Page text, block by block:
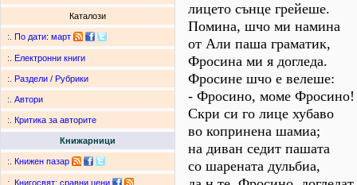
Каталози
:. По дати: март
:. Електронни книги
:. Раздели / Рубрики
:. Автори
:. Критика за авторите
Книжарници
:. Книжен пазар
:. Книгосвят: сравни цени
лицето сънце грейеше.
Помина, шчо ми намина
от Али паша граматик,
Фросина ми я догледа.
Фросине шчо е велеше:
- Фросино, моме Фросино!
Скри си го лице хубаво
во копринена шамиа;
на диван седит пашата
со шарената дульбиа,